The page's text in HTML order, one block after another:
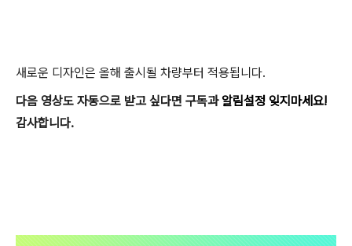
새로운 디자인은 올해 출시될 차량부터 적용됩니다.
다음 영상도 자동으로 받고 싶다면 구독과알림설정 잊지마세요!
감사합니다.